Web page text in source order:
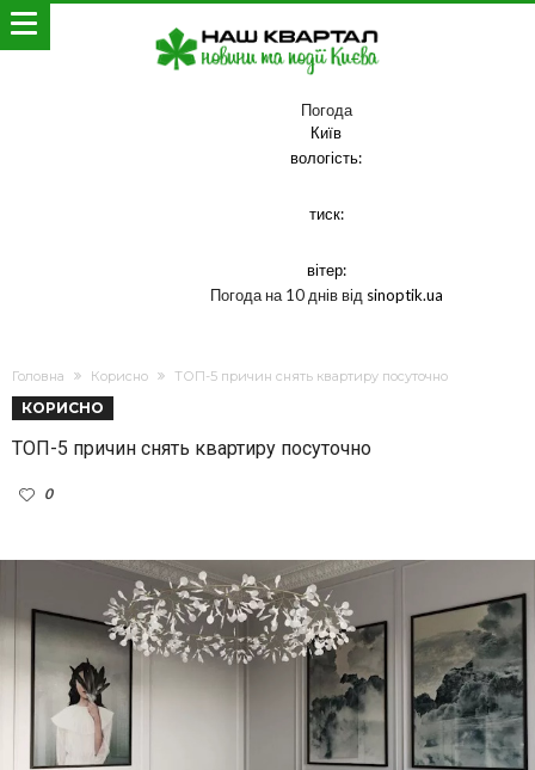
Погода
Київ
вологість:
тиск:
вітер:
Погода на 10 днів від sinoptik.ua
Головна Корисно ТОП-5 причин снять квартиру посуточно
КОРИСНО
ТОП-5 причин снять квартиру посуточно
0